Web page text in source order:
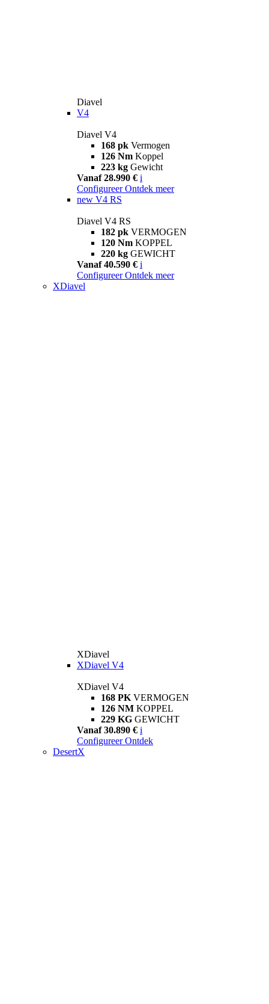
Diavel
V4
Diavel V4
168 pk Vermogen
126 Nm Koppel
223 kg Gewicht
Vanaf 28.990 € i
Configureer Ontdek meer
new V4 RS
Diavel V4 RS
182 pk VERMOGEN
120 Nm KOPPEL
220 kg GEWICHT
Vanaf 40.590 € i
Configureer Ontdek meer
XDiavel
XDiavel
XDiavel V4
XDiavel V4
168 PK VERMOGEN
126 NM KOPPEL
229 KG GEWICHT
Vanaf 30.890 € i
Configureer Ontdek
DesertX